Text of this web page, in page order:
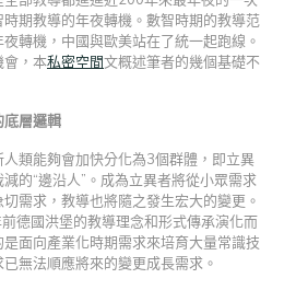
期教導的年夜轉機。數智時期的教導范
轉機，中國與歐美站在了統一起跑線。
會，本私密空間文概述筆者的幾個基礎不
底層邏輯
類能夠會加快分化為3個群體，即立異
的“邊沿人”。成為立異者將從小眾需求
需求，教導也將隨之發生宏大的變更。
德國洪堡的教導理念和形式傳承演化而
面向產業化時期需求來培育大量常識技
無法順應將來的變更成長需求。